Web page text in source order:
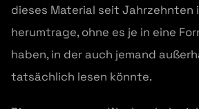
dieses Material seit Jahrzehnten
herumtrage, ohne es je in eine
haben, in der auch jemand
tatsächlich lesen könnte.